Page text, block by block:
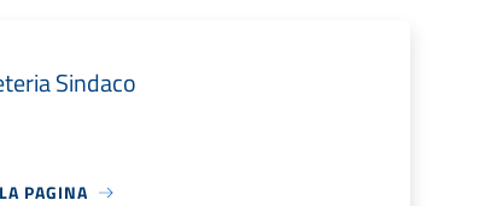
Sindaco
PAGINA